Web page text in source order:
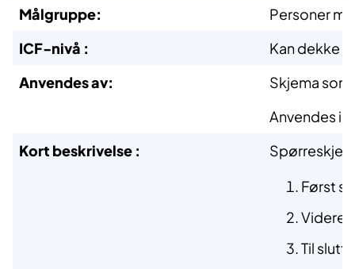
Målgruppe:
Personer
ICF-nivå :
Kan dekke
Anvendes av:
Skjema
Anvendes i
Kort beskrivelse :
Først
Videre
Til slutt